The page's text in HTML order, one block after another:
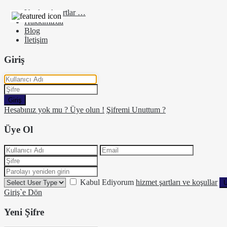
Yurtlar, Apartlar …
Hakkımızda
Blog
İletişim
Giriş
Giriş
Hesabınız yok mu ? Üye olun ! Şifremi Unuttum ?
Üye Ol
Kabul Ediyorum hizmet şartları ve koşullar
Giriş`e Dön
Yeni Şifre